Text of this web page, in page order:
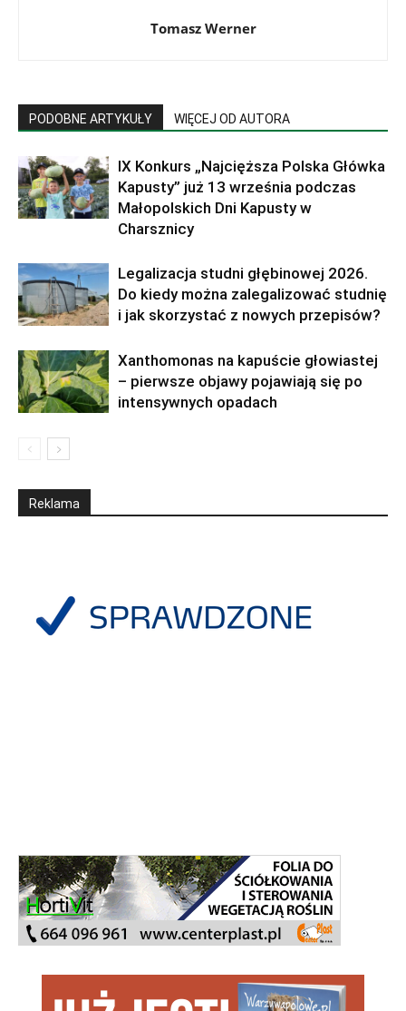
Tomasz Werner
PODOBNE ARTYKUŁY WIĘCEJ OD AUTORA
IX Konkurs „Najcięższa Polska Główka
Kapusty” już 13 września podczas
Małopolskich Dni Kapusty w
Charsznicy
Legalizacja studni głębinowej 2026.
Do kiedy można zalegalizować studnię
i jak skorzystać z nowych przepisów?
Xanthomonas na kapuście głowiastej
– pierwsze objawy pojawiają się po
intensywnych opadach
Reklama